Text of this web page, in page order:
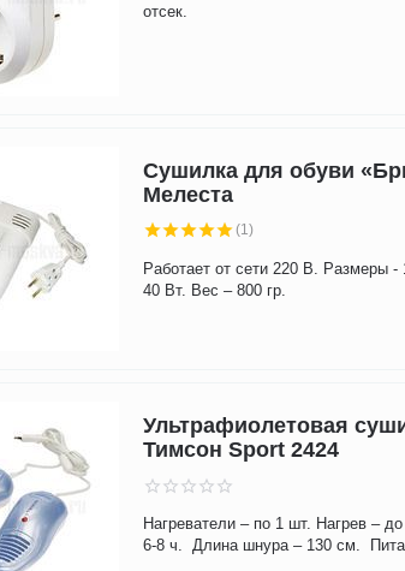
отсек.
Сушилка для обуви
Мелеста
(1)
Работает от сети 220 В. Размеры
40 Вт. Вес – 800 гр.
Ультрафиолетовая
Тимсон Sport 2424
Нагреватели – по 1 шт. Нагрев –
6-8 ч. Длина шнура – 130 см.